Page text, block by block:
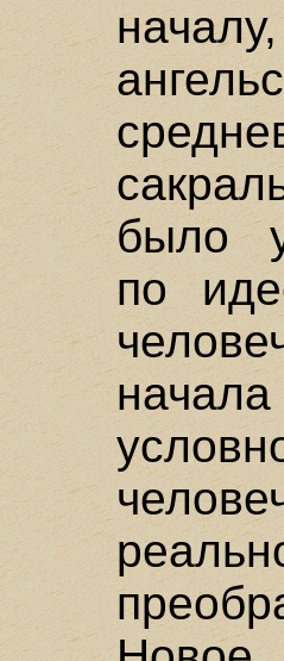
было
по